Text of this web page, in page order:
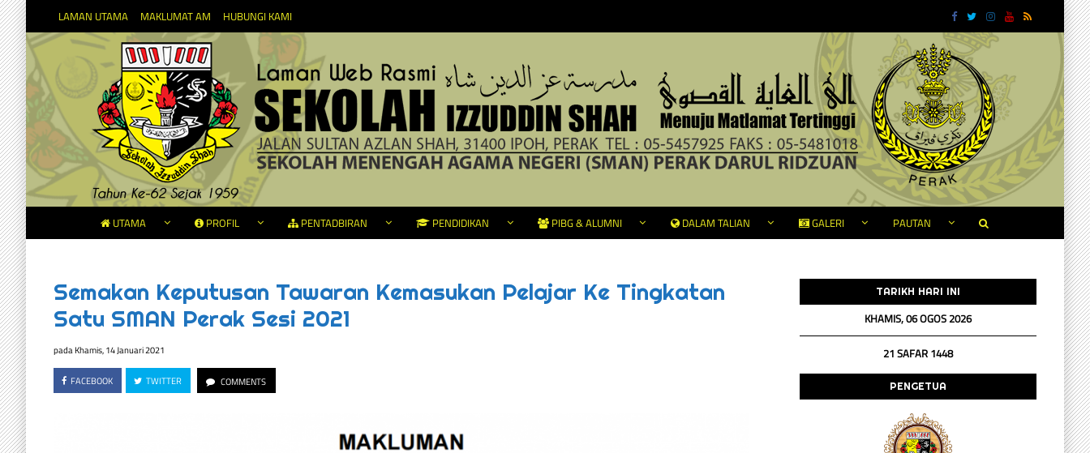
LAMAN UTAMA MAKLUMAT AM HUBUNGI KAMI
UTAMA PROFIL PENTADBIRAN PENDIDIKAN PIBG & ALUMNI DALAM TALIAN GALERI PAUTAN
Semakan Keputusan Tawaran Kemasukan Pelajar Ke Tingkatan
Satu SMAN Perak Sesi 2021
padaKhamis, 14 Januari 2021
TARIKH HARI INI
KHAMIS, 06 OGOS 2026
21 SAFAR 1448
PENGETUA